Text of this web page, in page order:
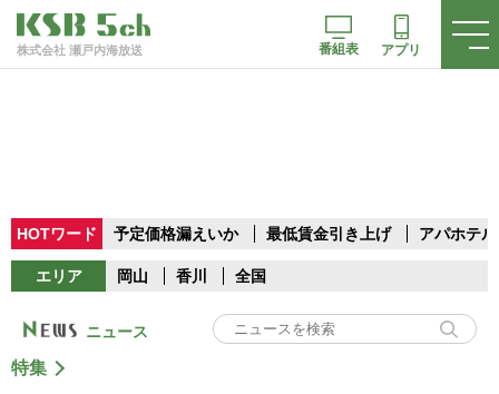
株式会社 瀬戸内海放送 番組表 アプリ
HOTワード 予定価格漏えいか 最低賃金引き上げ アパホテル
エリア 岡山 香川 全国
ニュース
特集